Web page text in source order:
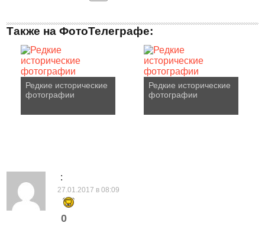
Также на ФотоТелеграфе:
Редкие исторические
фотографии
Редкие исторические
фотографии
:
27.01.2017 в 08:09
0